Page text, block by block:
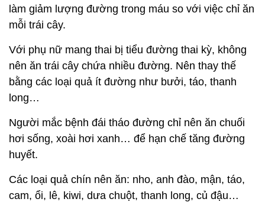
làm giảm lượng đường trong máu so với việc chỉ ăn
mỗi trái cây.
Với phụ nữ mang thai bị tiểu đường thai kỳ, không
nên ăn trái cây chứa nhiều đường. Nên thay thế
bằng các loại quả ít đường như bưởi, táo, thanh
long…
Người mắc bệnh đái tháo đường chỉ nên ăn chuối
hơi sống, xoài hơi xanh… để hạn chế tăng đường
huyết.
Các loại quả chín nên ăn: nho, anh đào, mận, táo,
cam, ổi, lê, kiwi, dưa chuột, thanh long, củ đậu…